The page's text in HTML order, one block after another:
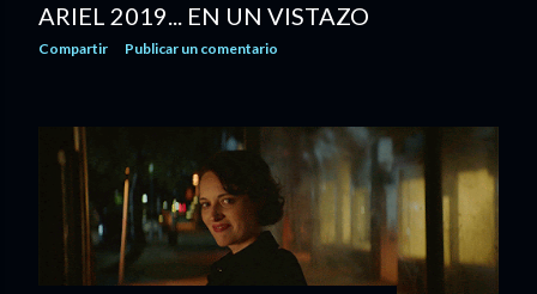
ARIEL 2019... EN UN VISTAZO
Compartir Publicar un comentario